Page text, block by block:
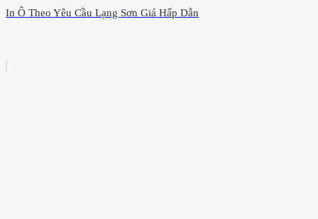
In Ô Theo Yêu Cầu Lạng Sơn Giá Hấp Dẫn